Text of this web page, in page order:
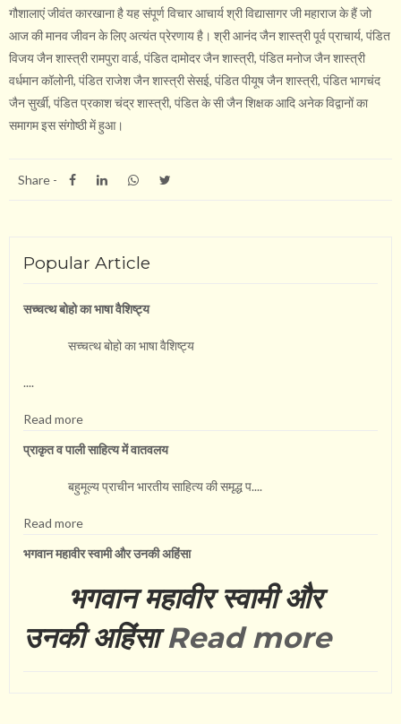
गौशालाएं जीवंत कारखाना है यह संपूर्ण विचार आचार्य श्री विद्यासागर जी महाराज के हैं जो
आज की मानव जीवन के लिए अत्यंत प्रेरणाय है। श्री आनंद जैन शास्त्री पूर्व प्राचार्य, पंडित
विजय जैन शास्त्री रामपुरा वार्ड, पंडित दामोदर जैन शास्त्री, पंडित मनोज जैन शास्त्री
वर्धमान कॉलोनी, पंडित राजेश जैन शास्त्री सेसई, पंडित पीयूष जैन शास्त्री, पंडित भागचंद
जैन सुर्खी, पंडित प्रकाश चंद्र शास्त्री, पंडित के सी जैन शिक्षक आदि अनेक विद्वानों का
समागम इस संगोष्ठी में हुआ।
Share -
Popular Article
सच्चत्थ बोहो का भाषा वै​शिष्ट्य
सच्चत्थ बोहो का भाषा वै​शिष्ट्य
....
Read more
प्राकृत व पाली साहित्य में वातवलय
बहुमूल्य प्राचीन भारतीय साहित्य की समृद्ध प....
Read more
भगवान महावीर स्वामी और उनकी अहिंसा
भगवान महावीर स्वामी और
उनकी अहिंसा Read more